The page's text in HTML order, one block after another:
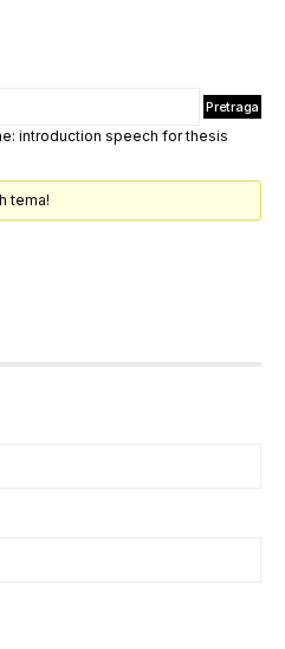
introduction speech for thesis
tema!